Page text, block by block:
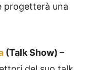
progetterà una
(Talk Show) –